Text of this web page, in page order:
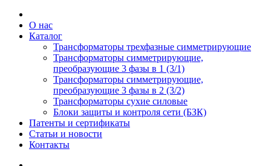
О нас
Каталог
Трансформаторы трехфазные симметрирующие
Трансформаторы симметрирующие,
преобразующие 3 фазы в 1 (3/1)
Трансформаторы симметрирующие,
преобразующие 3 фазы в 2 (3/2)
Трансформаторы сухие силовые
Блоки защиты и контроля сети (БЗК)
Патенты и сертификаты
Статьи и новости
Контакты